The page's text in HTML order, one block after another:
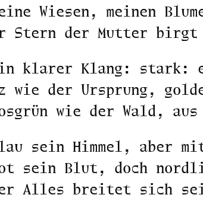
Wiesen, meinen
Stern der Mutter
klarer Klang: stark:
wie der Ursprung,
wie der Wald,
sein Himmel, aber
sein Blut, doch
Alles breitet sich